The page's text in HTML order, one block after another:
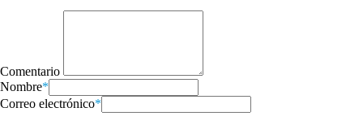
Comentario
Nombre*
Correo electrónico*